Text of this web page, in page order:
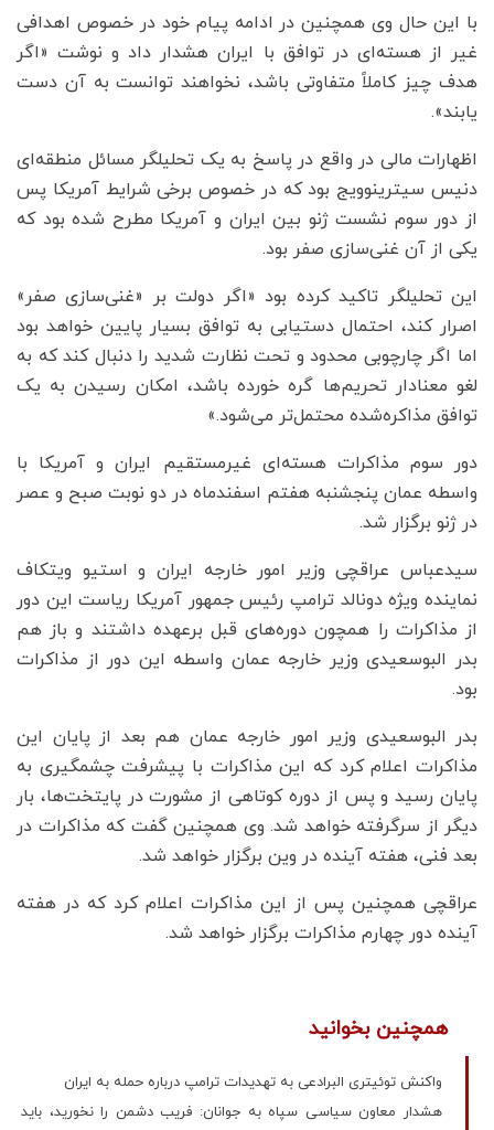
با این حال وی همچنین در ادامه پیام خود در خصوص اهدافی
غیر از هسته‌ای در توافق با ایران هشدار داد و نوشت «اگر
هدف چیز کاملاً متفاوتی باشد، نخواهند توانست به آن دست
یابند».
اظهارات مالی در واقع در پاسخ به یک تحلیلگر مسائل منطقه‌ای
دنیس سیترینوویج بود که در خصوص برخی شرایط آمریکا پس
از دور سوم نشست ژنو بین ایران و آمریکا مطرح شده بود که
یکی از آن غنی‌سازی صفر بود.
این تحلیلگر تاکید کرده بود «اگر دولت بر «غنی‌سازی صفر»
اصرار کند، احتمال دستیابی به توافق بسیار پایین خواهد بود
اما اگر چارچوبی محدود و تحت نظارت شدید را دنبال کند که به
لغو معنادار تحریم‌ها گره خورده باشد، امکان رسیدن به یک
توافق مذاکره‌شده محتمل‌تر می‌شود.»
دور سوم مذاکرات هسته‌ای غیرمستقیم ایران و آمریکا با
واسطه عمان پنجشنبه هفتم اسفندماه در دو نوبت صبح و عصر
در ژنو برگزار شد.
سیدعباس عراقچی وزیر امور خارجه ایران و استیو ویتکاف
نماینده ویژه دونالد ترامپ رئیس جمهور آمریکا ریاست این دور
از مذاکرات را همچون دوره‌های قبل برعهده داشتند و باز هم
بدر البوسعیدی وزیر خارجه عمان واسطه این دور از مذاکرات
بود.
بدر البوسعیدی وزیر امور خارجه عمان هم بعد از پایان این
مذاکرات اعلام کرد که این مذاکرات با پیشرفت چشمگیری به
پایان رسید و پس از دوره کوتاهی از مشورت در پایتخت‌ها، بار
دیگر از سرگرفته خواهد شد. وی همچنین گفت که مذاکرات در
بعد فنی،‌ هفته آینده در وین برگزار خواهد شد.
عراقچی همچنین پس از این مذاکرات اعلام کرد که در هفته
آینده دور چهارم مذاکرات برگزار خواهد شد.
همچنین بخوانید
واکنش توئیتری البرادعی به تهدیدات ترامپ درباره حمله به ایران
هشدار معاون سیاسی سپاه به جوانان: فریب دشمن را نخورید، باید